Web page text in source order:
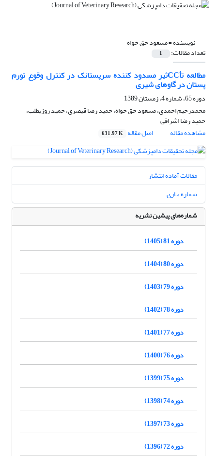
نویسنده =مسعود حق خواه
تعداد مقالات: 1
مطالعه تأCCثیر مسدود کننده سرپستانک در کنترل وقوع تورم
پستان در گاوهای شیری‌
دوره 65، شماره 4، زمستان 1389
محمدرحیم احمدی، مسعود حق خواه، حمید رضا قیصری، حمید روزیطلب،
حمید رضا اشراقی
مشاهده مقاله
اصل مقاله 631.97 K
مقالات آماده انتشار
شماره جاری
شماره‌های پیشین نشریه
دوره 81 (1405)
دوره 80 (1404)
دوره 79 (1403)
دوره 78 (1402)
دوره 77 (1401)
دوره 76 (1400)
دوره 75 (1399)
دوره 74 (1398)
دوره 73 (1397)
دوره 72 (1396)